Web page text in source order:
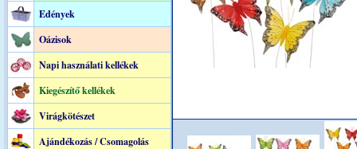
Edények
Oázisok
Napi használati kellékek
Kiegészítő kellékek
Virágkötészet
Ajándékozás / Csomagolás